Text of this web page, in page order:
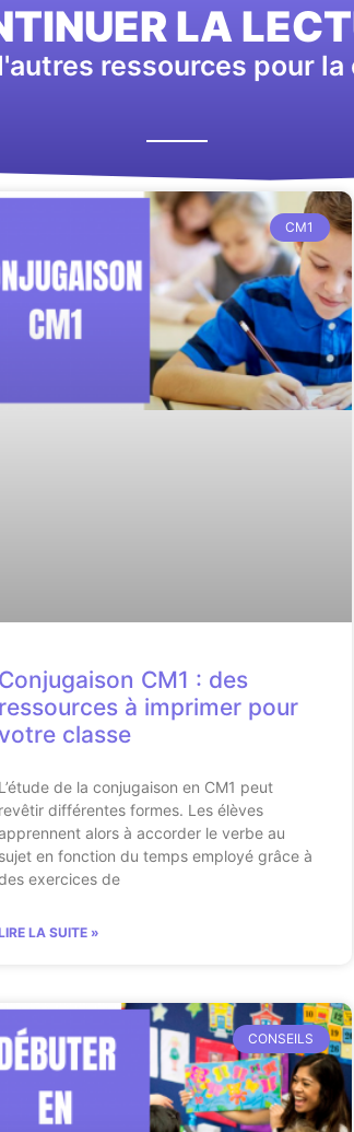
LA
ressources pour la
CM1
Conjugaison CM1 : des
ressources à imprimer pour
votre classe
L’étude de la conjugaison en CM1 peut
revêtir différentes formes. Les élèves
alors à accorder le verbe au
sujet en fonction du temps employé grâce à
exercices de
LA SUITE »
CONSEILS